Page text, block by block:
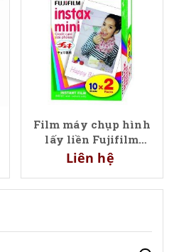
Film máy chụp hình
lấy liền Fujifilm
Instax, giá rẻ hàng
sẵn ngay tại Hà nội
Liên hệ